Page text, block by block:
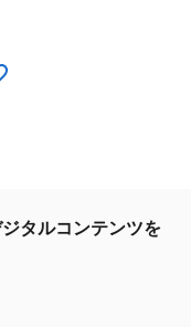
タルコンテンツを